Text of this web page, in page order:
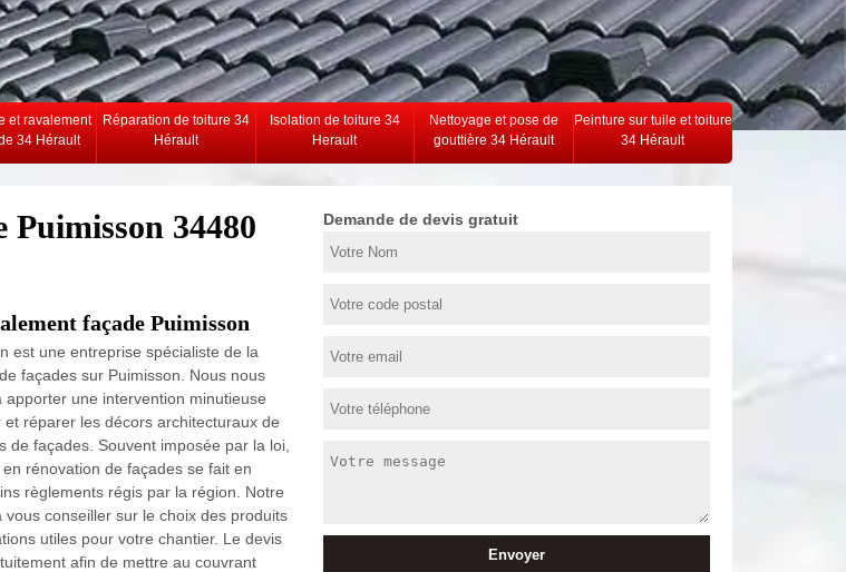
et ravalement
34 Hérault
Réparation de toiture 34
Hérault
Isolation de toiture 34
Herault
Nettoyage et pose de
gouttière 34 Hérault
Peinture sur tuile et toiture
34 Hérault
Puimisson 34480
façade Puimisson
est une entreprise spécialiste de la
façades sur Puimisson. Nous nous
apporter une intervention minutieuse
et réparer les décors architecturaux de
de façades. Souvent imposée par la loi,
en rénovation de façades se fait en
règlements régis par la région. Notre
vous conseiller sur le choix des produits
utiles pour votre chantier. Le devis
afin de mettre au couvrant
Demande de devis gratuit